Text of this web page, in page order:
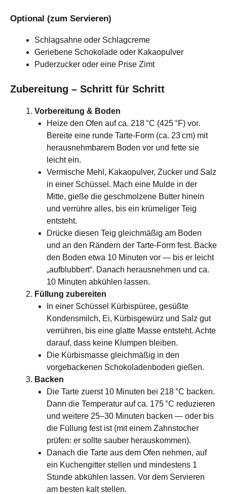
Optional (zum Servieren)
Schlagsahne oder Schlagcreme
Geriebene Schokolade oder Kakaopulver
Puderzucker oder eine Prise Zimt
Zubereitung – Schritt für Schritt
Vorbereitung & Boden
Heize den Ofen auf ca. 218 °C (425 °F) vor.
Bereite eine runde Tarte‑Form (ca. 23 cm) mit
herausnehmbarem Boden vor und fette sie
leicht ein.
Vermische Mehl, Kakaopulver, Zucker und Salz
in einer Schüssel. Mach eine Mulde in der
Mitte, gieße die geschmolzene Butter hinein
und verrühre alles, bis ein krümeliger Teig
entsteht.
Drücke diesen Teig gleichmäßig am Boden
und an den Rändern der Tarte‑Form fest. Backe
den Boden etwa 10 Minuten vor — bis er leicht
„aufblubbert“. Danach herausnehmen und ca.
10 Minuten abkühlen lassen.
Füllung zubereiten
In einer Schüssel Kürbispüree, gesüßte
Kondensmilch, Ei, Kürbisgewürz und Salz gut
verrühren, bis eine glatte Masse entsteht. Achte
darauf, dass keine Klumpen bleiben.
Die Kürbismasse gleichmäßig in den
vorgebackenen Schokoladenboden gießen.
Backen
Die Tarte zuerst 10 Minuten bei 218 °C backen.
Dann die Temperatur auf ca. 175 °C reduzieren
und weitere 25–30 Minuten backen — oder bis
die Füllung fest ist (mit einem Zahnstocher
prüfen: er sollte sauber herauskommen).
Danach die Tarte aus dem Ofen nehmen, auf
ein Kuchengitter stellen und mindestens 1
Stunde abkühlen lassen. Vor dem Servieren
am besten kalt stellen.